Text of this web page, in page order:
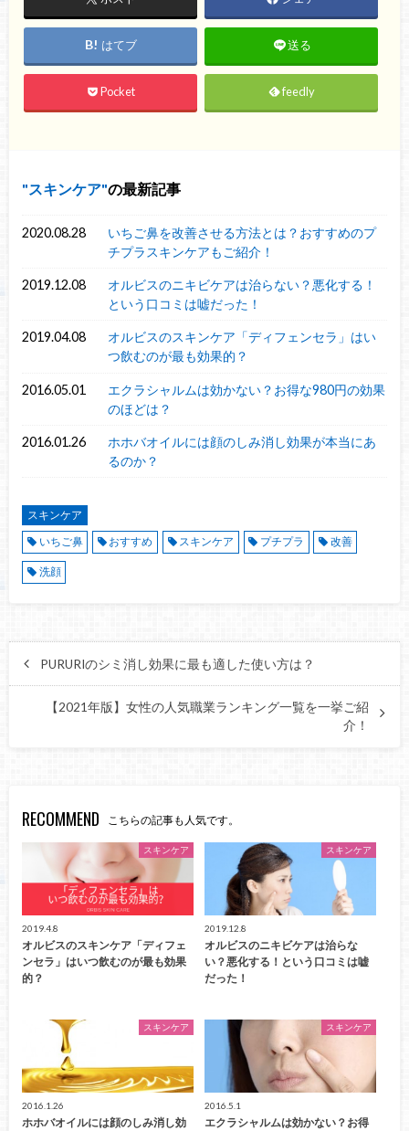
はてブ 送る
Pocket feedly
スキンケア の最新記事
2020.08.28
いちご鼻を改善させる方法とは？おすすめのプ
チプラスキンケアもご紹介！
2019.12.08
オルビスのニキビケアは治らない？悪化する！
という口コミは嘘だった！
2019.04.08
オルビスのスキンケア「ディフェンセラ」はい
つ飲むのが最も効果的？
2016.05.01
エクラシャルムは効かない？お得な980円の効果
のほどは？
2016.01.26
ホホバオイルには顔のしみ消し効果が本当にあ
るのか？
スキンケア
いちご鼻
おすすめ スキンケア プチプラ 改善
洗顔
PURURIのシミ消し効果に最も適した使い方は？
【2021年版】女性の人気職業ランキング一覧を一挙ご紹
介！
RECOMMEND こちらの記事も人気です。
スキンケア
2019.4.8
オルビスのスキンケア「ディフェ
ンセラ」はいつ飲むのが最も効果
的？
スキンケア
2019.12.8
オルビスのニキビケアは治らな
い？悪化する！という口コミは嘘
だった！
スキンケア
2016.1.26
ホホバオイルには顔のしみ消し効
スキンケア
2016.5.1
エクラシャルムは効かない？お得